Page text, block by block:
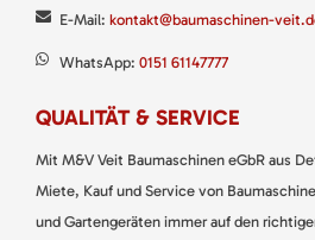
E-Mail: kontakt@baumaschinen-
WhatsApp: 0151 61147777
QUALITÄT & SERVICE
Mit M&V Veit Baumaschinen eGbR aus
Miete, Kauf und Service von
und Gartengeräten immer auf den